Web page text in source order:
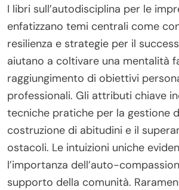
I libri sull’autodisciplina per le
enfatizzano temi centrali come
resilienza e strategie per il
aiutano a coltivare una mentalità
raggiungimento di obiettivi
professionali. Gli attributi chiave
tecniche pratiche per la gestione
costruzione di abitudini e il
ostacoli. Le intuizioni uniche
l’importanza dell’auto-
supporto della comunità.